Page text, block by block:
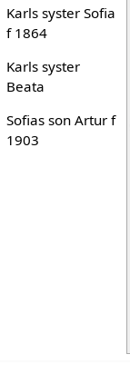
Karls syster Soﬁa
f 1864
Karls syster
Beata
Soﬁas son Artur f
1903